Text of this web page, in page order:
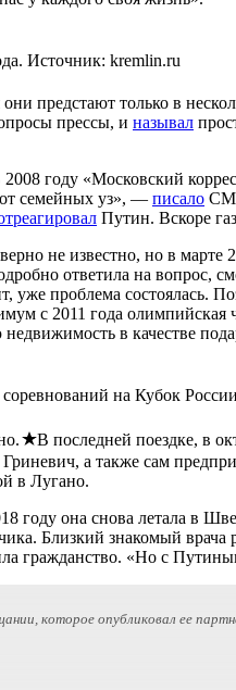
Источник: kremlin.ru
предстают только в
прессы, и называл
году «Московский
семейных уз», — писало
Путин. Вскоре
не известно, но в марте
ответила на вопрос,
проблема состоялась.
с 2011 года олимпийская
в качестве
на Кубок
В последней поездке, в
а также сам
в Лугано.
году она снова летала в
Близкий знакомый врача
гражданство. «Но с
которое опубликовал ее